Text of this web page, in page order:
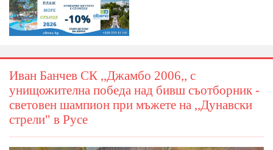
Иван Банчев СК ,,Джамбо 2006,, с
унищожителна победа над бивш съотборник -
световен шампион при мъжете на ,,Дунавски
стрели" в Русе